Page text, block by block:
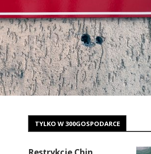
TYLKO W 300GOSPODARCE